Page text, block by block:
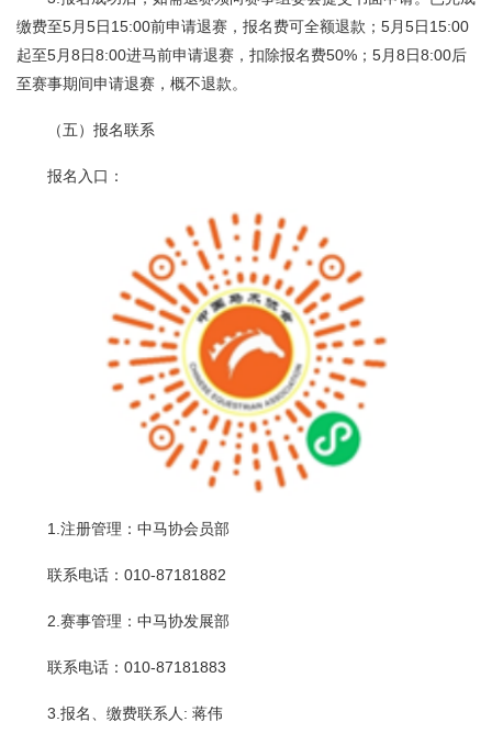
缴费至5月5日15:00前申请退赛，报名费可全额退款；5月5日15:00
起至5月8日8:00进马前申请退赛，扣除报名费50%；5月8日8:00后
至赛事期间申请退赛，概不退款。
（五）报名联系
报名入口：
1.注册管理：中马协会员部
联系电话：010-87181882
2.赛事管理：中马协发展部
联系电话：010-87181883
3.报名、缴费联系人: 蒋伟